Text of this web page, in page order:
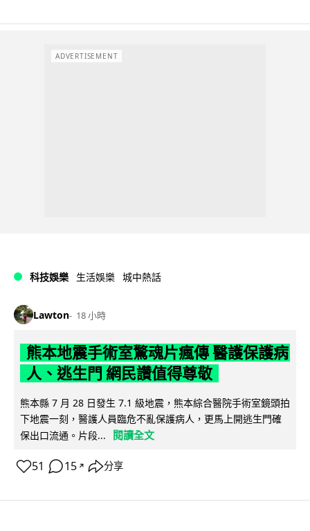
ADVERTISEMENT
科技娛樂 生活娛樂 城中熱話
Lawton 18 小時
熊本地震手術室驚魂片瘋傳 醫護保護病
人、逃生門 網民讚值得尊敬
熊本縣 7 月 28 日發生 7.1 級地震，熊本綜合醫院手術室鏡頭拍
下地震一刻，醫護人員臨危不亂保護病人，更馬上開逃生門確
保出口流通。片段...
閱讀全文
51 15 ↗ 分享